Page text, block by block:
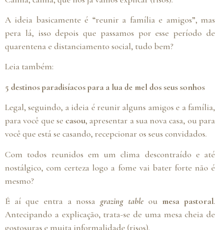
A ideia basicamente é “reunir a família e amigos”, mas
pera lá, isso depois que passamos por esse período de
quarentena e distanciamento social, tudo bem?
Leia também:
5 destinos paradisíacos para a lua de mel dos seus sonhos
Legal, seguindo, a ideia é reunir alguns amigos e a família,
para você que se casou, apresentar a sua nova casa, ou para
você que está se casando, recepcionar os seus convidados.
Com todos reunidos em um clima descontraído e até
nostálgico, com certeza logo a fome vai bater forte não é
mesmo?
É aí que entra a nossagrazing tableou mesa pastoral.
Antecipando a explicação, trata-se de uma mesa cheia de
gostosuras e muita informalidade (risos).